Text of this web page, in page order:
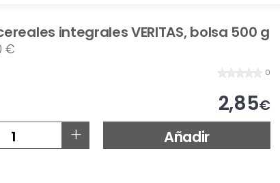
integrales VERITAS, bolsa 500 g
0
2,85€
€
+ Añadir